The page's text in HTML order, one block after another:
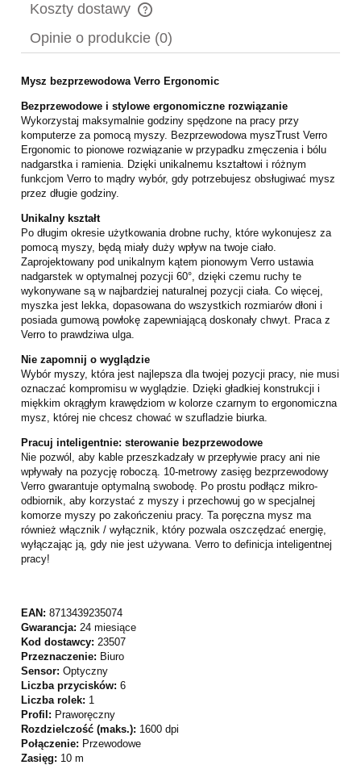
Koszty dostawy
Cena nie zawiera ewentualnych kosztów płatności
Opinie o produkcie (0)
Mysz bezprzewodowa Verro Ergonomic
Bezprzewodowe i stylowe ergonomiczne rozwiązanie
Wykorzystaj maksymalnie godziny spędzone na pracy przy
komputerze za pomocą myszy. Bezprzewodowa myszTrust Verro
Ergonomic to pionowe rozwiązanie w przypadku zmęczenia i bólu
nadgarstka i ramienia. Dzięki unikalnemu kształtowi i różnym
funkcjom Verro to mądry wybór, gdy potrzebujesz obsługiwać mysz
przez długie godziny.
Unikalny kształt
Po długim okresie użytkowania drobne ruchy, które wykonujesz za
pomocą myszy, będą miały duży wpływ na twoje ciało.
Zaprojektowany pod unikalnym kątem pionowym Verro ustawia
nadgarstek w optymalnej pozycji 60°, dzięki czemu ruchy te
wykonywane są w najbardziej naturalnej pozycji ciała. Co więcej,
myszka jest lekka, dopasowana do wszystkich rozmiarów dłoni i
posiada gumową powłokę zapewniającą doskonały chwyt. Praca z
Verro to prawdziwa ulga.
Nie zapomnij o wyglądzie
Wybór myszy, która jest najlepsza dla twojej pozycji pracy, nie musi
oznaczać kompromisu w wyglądzie. Dzięki gładkiej konstrukcji i
miękkim okrągłym krawędziom w kolorze czarnym to ergonomiczna
mysz, której nie chcesz chować w szufladzie biurka.
Pracuj inteligentnie: sterowanie bezprzewodowe
Nie pozwól, aby kable przeszkadzały w przepływie pracy ani nie
wpływały na pozycję roboczą. 10-metrowy zasięg bezprzewodowy
Verro gwarantuje optymalną swobodę. Po prostu podłącz mikro-
odbiornik, aby korzystać z myszy i przechowuj go w specjalnej
komorze myszy po zakończeniu pracy. Ta poręczna mysz ma
również włącznik / wyłącznik, który pozwala oszczędzać energię,
wyłączając ją, gdy nie jest używana. Verro to definicja inteligentnej
pracy!
EAN: 8713439235074
Gwarancja: 24 miesiące
Kod dostawcy: 23507
Przeznaczenie: Biuro
Sensor: Optyczny
Liczba przycisków: 6
Liczba rolek: 1
Profil: Praworęczny
Rozdzielczość (maks.): 1600 dpi
Połączenie: Przewodowe
Zasięg: 10 m